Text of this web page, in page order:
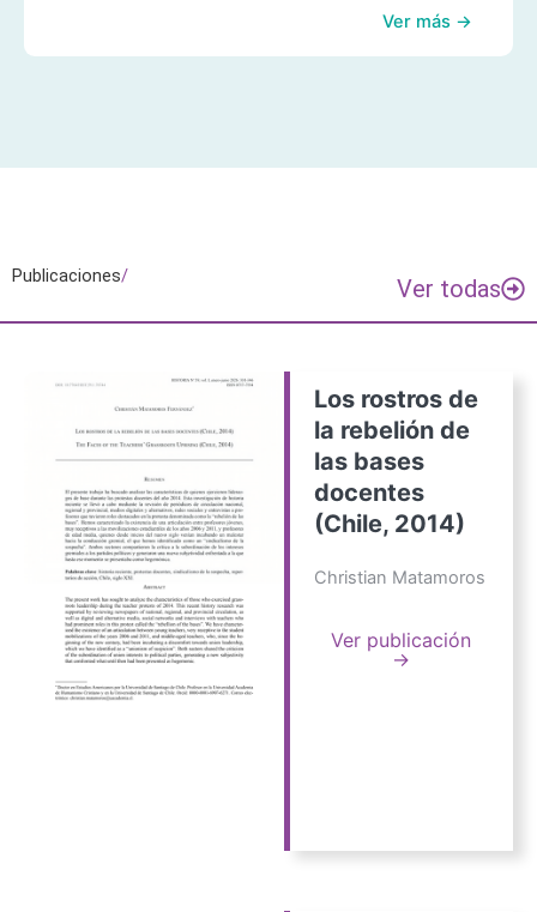
Ver más →
Publicaciones/ Ver todas
Los rostros de
la rebelión de
las bases
docentes
(Chile, 2014)
Christian Matamoros
Ver publicación
→